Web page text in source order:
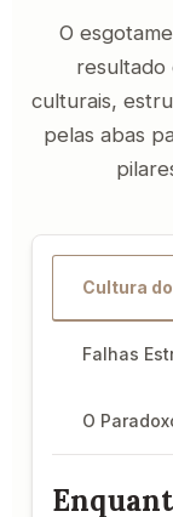
O
resultado
culturais,
pelas abas
Cultura
Falhas
O